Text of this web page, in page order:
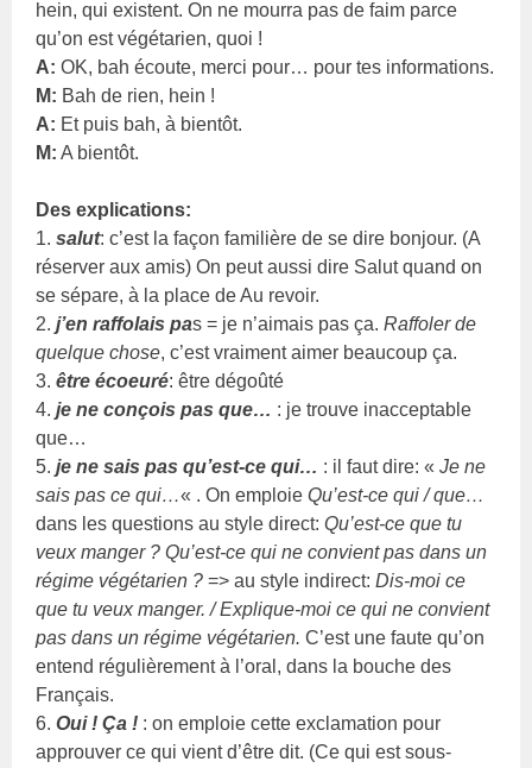
hein, qui existent. On ne mourra pas de faim parce
qu’on est végétarien, quoi !
A: OK, bah écoute, merci pour… pour tes informations.
M: Bah de rien, hein !
A: Et puis bah, à bientôt.
M: A bientôt.
Des explications:
1.salut: c’est la façon familière de se dire bonjour. (A
réserver aux amis) On peut aussi dire Salut quand on
se sépare, à la place de Au revoir.
2.j’en raffolais pas = je n’aimais pas ça.Raffoler de
quelque chose, c’est vraiment aimer beaucoup ça.
3.être écoeuré: être dégoûté
4.je ne conçois pas que… : je trouve inacceptable
que…
5.je ne sais pas qu’est-ce qui… : il faut dire: «Je ne
sais pas ce qui…« . On emploieQu’est-ce qui / que…
dans les questions au style direct:Qu’est-ce que tu
veux manger ? Qu’est-ce qui ne convient pas dans un
régime végétarien ? => au style indirect:Dis-moi ce
que tu veux manger. / Explique-moi ce qui ne convient
pas dans un régime végétarien. C’est une faute qu’on
entend régulièrement à l’oral, dans la bouche des
Français.
6.Oui ! Ça ! : on emploie cette exclamation pour
approuver ce qui vient d’être dit. (Ce qui est sous-